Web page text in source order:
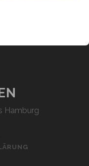
Hamburg